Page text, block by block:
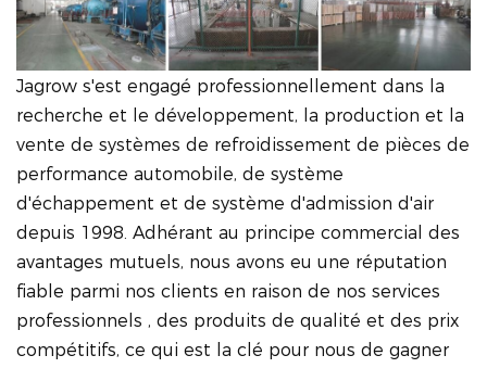
Jagrow s'est engagé professionnellement dans la
recherche et le développement, la production et la
vente de systèmes de refroidissement de pièces de
performance automobile, de système
d'échappement et de système d'admission d'air
depuis 1998. Adhérant au principe commercial des
avantages mutuels, nous avons eu une réputation
fiable parmi nos clients en raison de nos services
professionnels , des produits de qualité et des prix
compétitifs, ce qui est la clé pour nous de gagner